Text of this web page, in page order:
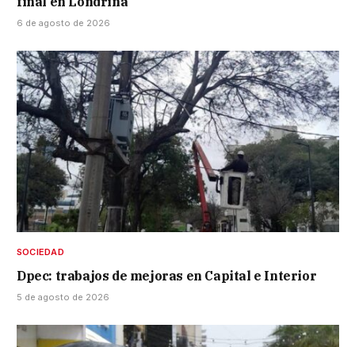
6 de agosto de 2026
SOCIEDAD
Dpec: trabajos de mejoras en Capital e Interior
5 de agosto de 2026